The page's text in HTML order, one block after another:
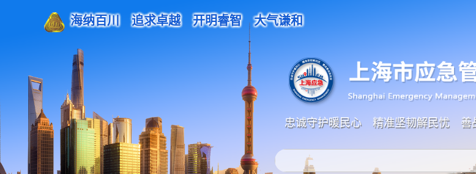
海纳百川 追求卓越 开明睿智 大气谦和
忠诚守护暖民心 精准坚韧解民忧 善